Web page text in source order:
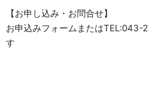
【お申し込み・お問合せ】
お申込みフォームまたはTEL:043-
す